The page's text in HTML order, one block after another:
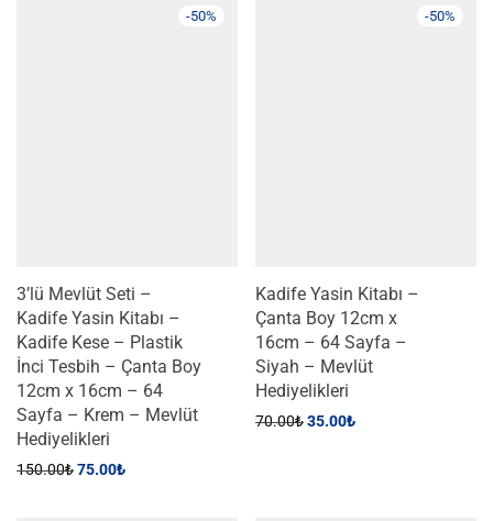
-50%
3’lü Mevlüt Seti –
Kadife Yasin Kitabı –
Kadife Kese – Plastik
İnci Tesbih – Çanta Boy
12cm x 16cm – 64
Sayfa – Krem – Mevlüt
Hediyelikleri
150.00₺75.00₺
-50%
Kadife Yasin Kitabı –
Çanta Boy 12cm x
16cm – 64 Sayfa –
Siyah – Mevlüt
Hediyelikleri
70.00₺35.00₺